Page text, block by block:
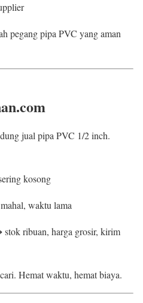
pegang pipa PVC yang aman
jual pipa PVC 1/2 inch.
kosong
waktu lama
ribuan, harga grosir, kirim
Hemat waktu, hemat biaya.